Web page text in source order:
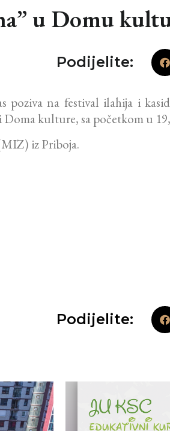
u Domu
Podijelite:
na festival ilahija i
kulture, sa početkom u
iz Priboja.
Podijelite: